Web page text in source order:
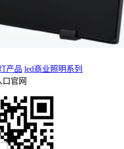
产品 led商业照明系列
官网